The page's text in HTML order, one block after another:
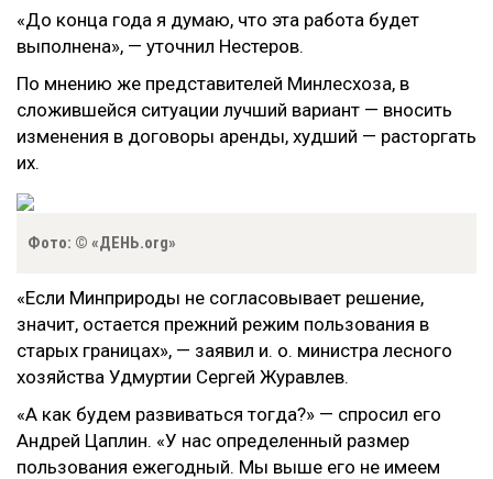
«До конца года я думаю, что эта работа будет
выполнена», — уточнил Нестеров.
По мнению же представителей Минлесхоза, в
сложившейся ситуации лучший вариант — вносить
изменения в договоры аренды, худший — расторгать
их.
Фото: © «ДЕНЬ.org»
«Если Минприроды не согласовывает решение,
значит, остается прежний режим пользования в
старых границах», — заявил и. о. министра лесного
хозяйства Удмуртии Сергей Журавлев.
«А как будем развиваться тогда?» — спросил его
Андрей Цаплин. «У нас определенный размер
пользования ежегодный. Мы выше его не имеем